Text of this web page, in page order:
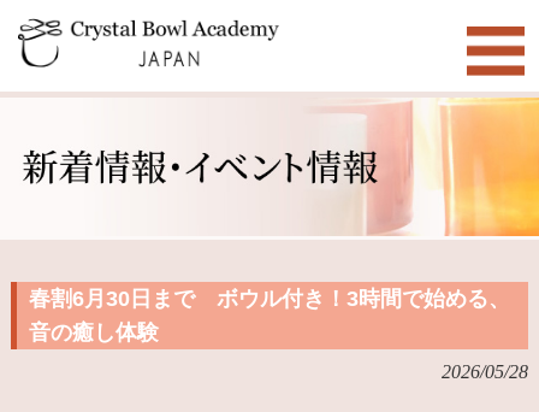
春割6月30日まで ボウル付き！3時間で始める、
音の癒し体験
2026/05/28